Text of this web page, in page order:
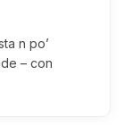
n po’
– con